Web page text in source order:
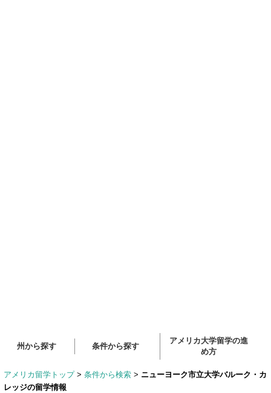
州から探す 条件から探す
アメリカ大学留学の進
め方
アメリカ留学トップ > 条件から検索 > ニューヨーク市立大学バルーク・カ
レッジの留学情報